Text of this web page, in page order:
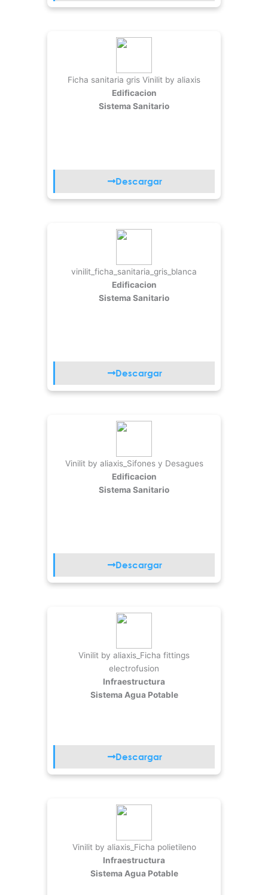
Ficha sanitaria gris Vinilit by aliaxis
Edificacion
Sistema Sanitario
Descargar
vinilit_ficha_sanitaria_gris_blanca
Edificacion
Sistema Sanitario
Descargar
Vinilit by aliaxis_Sifones y Desagues
Edificacion
Sistema Sanitario
Descargar
Vinilit by aliaxis_Ficha fittings
electrofusion
Infraestructura
Sistema Agua Potable
Descargar
Vinilit by aliaxis_Ficha polietileno
Infraestructura
Sistema Agua Potable